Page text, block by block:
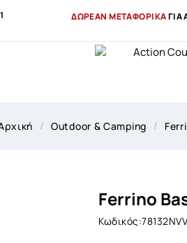
ΔΩΡΕΑΝ ΜΕΤΑΦΟΡΙΚΑΓΙΑ
Outdoor & Camping
Ferrino